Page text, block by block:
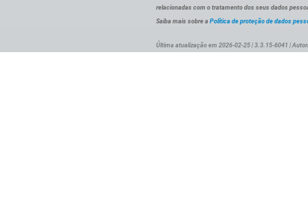
relacionadas com o tratamento dos seus dados
Saiba mais sobre a Política de proteção de dados
Última atualização em 2026-02-25 | 3.3.15-6041 |